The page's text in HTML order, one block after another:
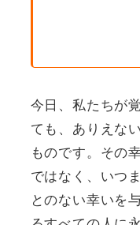
今日、私たちが
ても、ありえな
ものです。その
ではなく、いつ
とのない幸いを